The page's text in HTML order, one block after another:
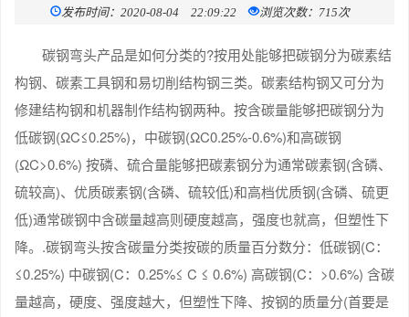
发布时间：2020-08-04 22:09:22 浏览次数：715次
碳钢弯头产品是如何分类的?按用处能够把碳钢分为碳素结
构钢、碳素工具钢和易切削结构钢三类。碳素结构钢又可分为
修建结构钢和机器制作结构钢两种。按含碳量能够把碳钢分为
低碳钢(ΩC≤0.25%)，中碳钢(ΩC0.25%-0.6%)和高碳钢
(ΩC>0.6%) 按磷、硫合量能够把碳素钢分为通常碳素钢(含磷、
硫较高)、优质碳素钢(含磷、硫较低)和高档优质钢(含磷、硫更
低)通常碳钢中含碳量越高则硬度越高，强度也就高，但塑性下
降。.碳钢弯头按含碳量分类按碳的质量百分数分：低碳钢(C：
≤0.25%) 中碳钢(C：0.25%≤ C ≤ 0.6%) 高碳钢(C：>0.6%) 含碳
量越高，硬度、强度越大，但塑性下降、按钢的质量分(首要是